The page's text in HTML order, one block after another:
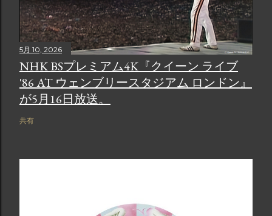
5月 10, 2026
NHK BSプレミアム4K『クイーン ライブ
'86 AT ウェンブリースタジアム ロンドン』
が5月16日放送。
共有